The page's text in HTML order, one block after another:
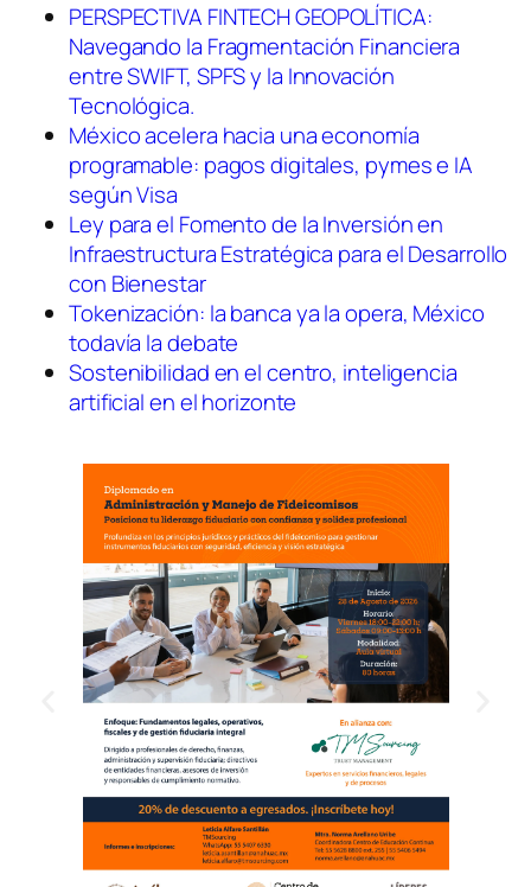
PERSPECTIVA FINTECH GEOPOLÍTICA:
Navegando la Fragmentación Financiera
entre SWIFT, SPFS y la Innovación
Tecnológica.
México acelera hacia una economía
programable: pagos digitales, pymes e IA
según Visa
Ley para el Fomento de la Inversión en
Infraestructura Estratégica para el Desarrollo
con Bienestar
Tokenización: la banca ya la opera, México
todavía la debate
Sostenibilidad en el centro, inteligencia
artificial en el horizonte